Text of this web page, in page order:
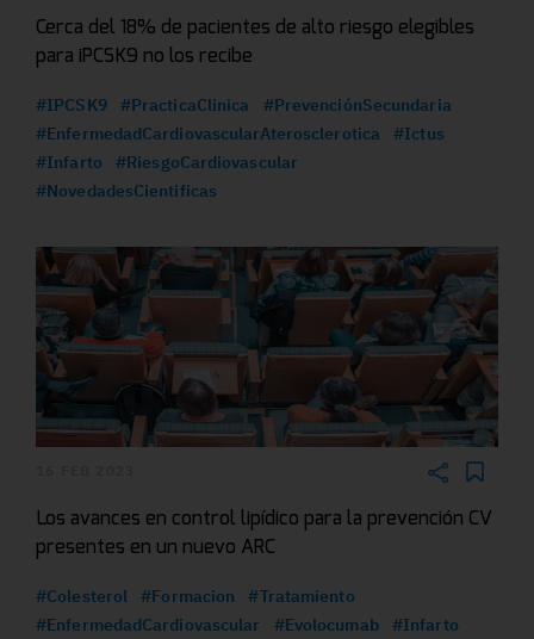
Cerca del 18% de pacientes de alto riesgo elegibles
para iPCSK9 no los recibe
#IPCSK9 #PracticaClinica
#PrevenciónSecundaria
#EnfermedadCardiovascularAterosclerotica
#Ictus
#Infarto
#RiesgoCardiovascular
#NovedadesCientificas
Los avances en control lipídico para la prevención CV
presentes en un nuevo ARC
#Colesterol #Formacion
#Tratamiento
#EnfermedadCardiovascular
#Evolocumab
#Infarto